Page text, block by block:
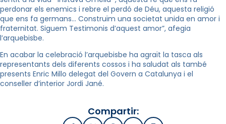
perdonar els enemics i rebre el perdó de Déu, aquesta religió
que ens fa germans… Construïm una societat unida en amor i
fraternitat. Siguem Testimonis d’aquest amor”, afegia
l’arquebisbe.
En acabar la celebració l’arquebisbe ha agraït la tasca als
representants dels diferents cossos i ha saludat als també
presents Enric Millo delegat del Govern a Catalunya i el
conseller d’interior Jordi Jané.
Compartir: